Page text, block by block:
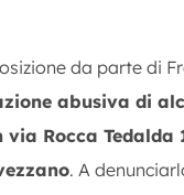
da parte di
abusiva di
Rocca Tedalda
. A